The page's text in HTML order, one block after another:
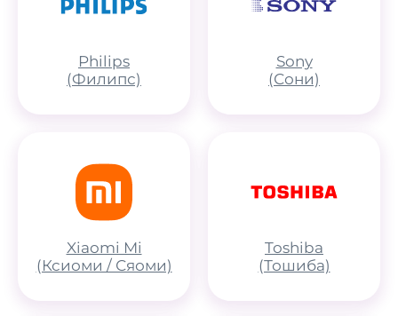
Philips
(Филипс)
Sony
(Сони)
Xiaomi Mi
(Ксиоми / Сяоми)
Toshiba
(Тошиба)